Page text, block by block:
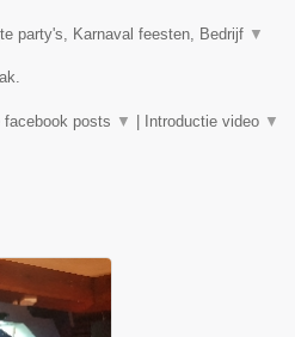
party's, Karnaval feesten, Bedrijf ▼
facebook posts ▼ Introductie video ▼